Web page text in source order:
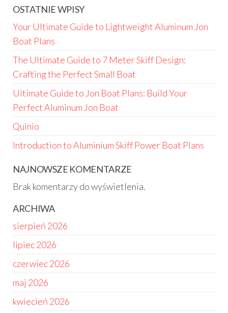
OSTATNIE WPISY
Your Ultimate Guide to Lightweight Aluminum Jon
Boat Plans
The Ultimate Guide to 7 Meter Skiff Design:
Crafting the Perfect Small Boat
Ultimate Guide to Jon Boat Plans: Build Your
Perfect Aluminum Jon Boat
Quinio
Introduction to Aluminium Skiff Power Boat Plans
NAJNOWSZE KOMENTARZE
Brak komentarzy do wyświetlenia.
ARCHIWA
sierpień 2026
lipiec 2026
czerwiec 2026
maj 2026
kwiecień 2026